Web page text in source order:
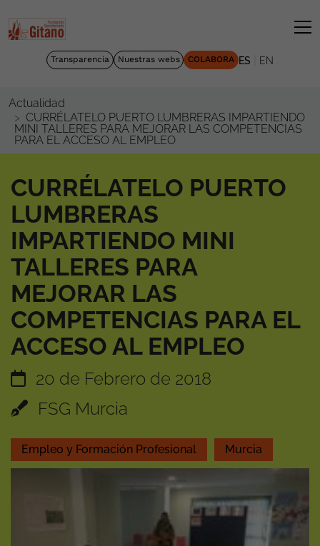
Transparencia Nuestras webs COLABORA ES EN
Actualidad
CURRÉLATELO PUERTO LUMBRERAS IMPARTIENDO
MINI TALLERES PARA MEJORAR LAS COMPETENCIAS
PARA EL ACCESO AL EMPLEO
CURRÉLATELO PUERTO
LUMBRERAS
IMPARTIENDO MINI
TALLERES PARA
MEJORAR LAS
COMPETENCIAS PARA EL
ACCESO AL EMPLEO
20 de Febrero de 2018
FSG Murcia
Empleo y Formación Profesional Murcia